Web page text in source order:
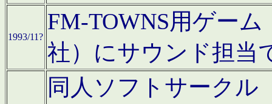
1993/11?
FM-TOWNS用ゲー
社）にサウンド担当
同人ソフトサークル